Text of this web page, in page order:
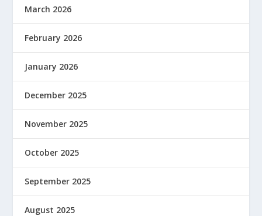
March 2026
February 2026
January 2026
December 2025
November 2025
October 2025
September 2025
August 2025